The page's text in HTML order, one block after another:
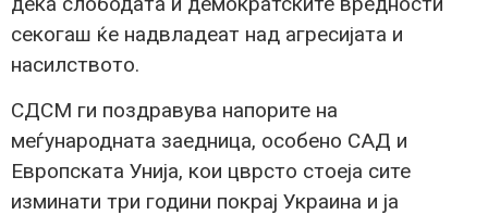
секогаш ќе надвладеат над агресијата и
насилството.
СДСМ ги поздравува напорите на
меѓународната заедница, особено САД и
Европската Унија, кои цврсто стоеја сите
изминати три години покрај Украина и ја